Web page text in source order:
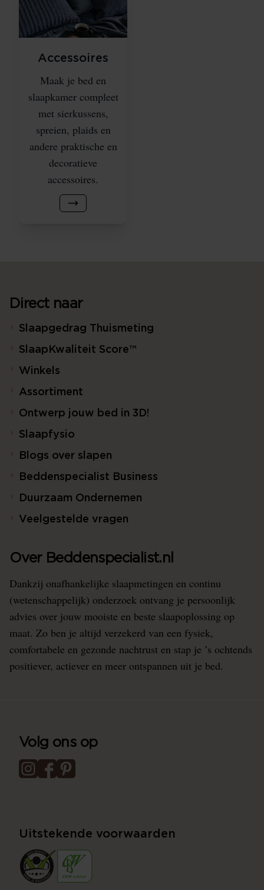
Accessoires
Maak je bed en
slaapkamer compleet
met sierkussens,
spreien, plaids en
andere praktische en
decoratieve
accessoires.
Direct naar
Slaapgedrag Thuismeting
SlaapKwaliteit Score™
Winkels
Assortiment
Ontwerp jouw bed in 3D!
Slaapfysio
Blogs over slapen
Beddenspecialist Business
Duurzaam Ondernemen
Veelgestelde vragen
Over Beddenspecialist.nl
Dankzij onafhankelijke slaapmetingen en continu
(wetenschappelijk) onderzoek ontvang je persoonlijk
advies over jouw mooiste en beste slaapoplossing op
maat. Zo ben je altijd verzekerd van een fysiek,
comfortabele en gezonde nachtrust en stap je ’s ochtends
positiever, actiever en meer ontspannen uit je bed.
Volg ons op
Uitstekende voorwaarden